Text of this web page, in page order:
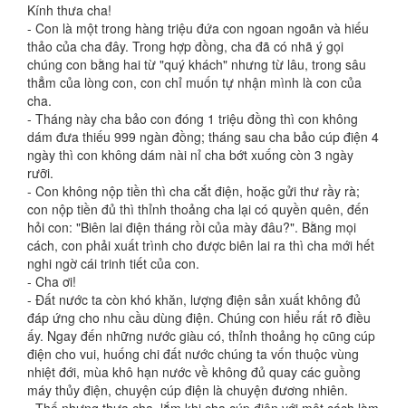
Kính thưa cha!
- Con là một trong hàng triệu đứa con ngoan ngoãn và hiếu
thảo của cha đây. Trong hợp đồng, cha đã có nhã ý gọi
chúng con bằng hai từ "quý khách" nhưng từ lâu, trong sâu
thẳm của lòng con, con chỉ muốn tự nhận mình là con của
cha.
- Tháng này cha bảo con đóng 1 triệu đồng thì con không
dám đưa thiếu 999 ngàn đồng; tháng sau cha bảo cúp điện 4
ngày thì con không dám nài nỉ cha bớt xuống còn 3 ngày
rưỡi.
- Con không nộp tiền thì cha cắt điện, hoặc gửi thư rầy rà;
con nộp tiền đủ thì thỉnh thoảng cha lại có quyền quên, đến
hỏi con: "Biên lai điện tháng rồi của mày đâu?". Bằng mọi
cách, con phải xuất trình cho được biên lai ra thì cha mới hết
nghi ngờ cái trinh tiết của con.
- Cha ơi!
- Đất nước ta còn khó khăn, lượng điện sản xuất không đủ
đáp ứng cho nhu cầu dùng điện. Chúng con hiểu rất rõ điều
ấy. Ngay đến những nước giàu có, thỉnh thoảng họ cũng cúp
điện cho vui, huống chi đất nước chúng ta vốn thuộc vùng
nhiệt đới, mùa khô hạn nước về không đủ quay các guồng
máy thủy điện, chuyện cúp điện là chuyện đương nhiên.